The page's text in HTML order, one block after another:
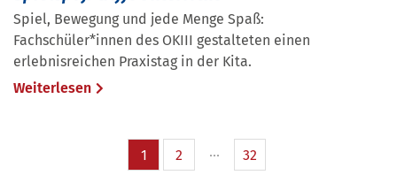
Spiel, Bewegung und jede Menge Spaß:
Fachschüler*innen des OKIII gestalteten einen
erlebnisreichen Praxistag in der Kita.
Weiterlesen
1 2 32